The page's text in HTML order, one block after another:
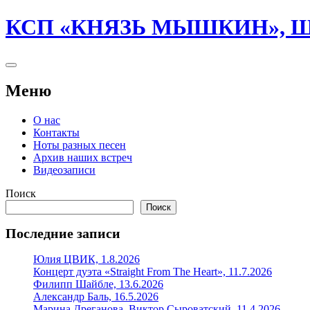
Перейти
к
КСП «КНЯЗЬ МЫШКИН»,
Боковая
Меню
О нас
Контакты
Ноты разных песен
Архив наших встреч
Видеозаписи
Поиск
Поиск
Последние записи
Юлия ЦВИК, 1.8.2026
Концерт дуэтa «Straight From The Heart», 11.7.2026
Филипп Шайбле, 13.6.2026
Александр Баль, 16.5.2026